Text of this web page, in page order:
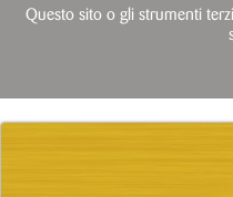
Questo sito o gli strumenti